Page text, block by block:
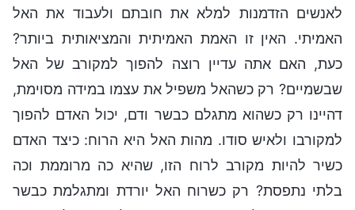
לאנשים הזדמנות למלא את חובתם ולעבוד את האל
האמיתי. האין זו האמת האמיתית והמציאותית ביותר?
כעת, האם אתה עדיין רוצה להפוך למקורב של האל
שבשמיים? רק כשהאל משפיל את עצמו במידה מסוימת,
דהיינו רק כשהוא מתגלם כבשר ודם, יכול האדם להפוך
למקורבו ולאיש סודו. מהות האל היא הרוח: כיצד האדם
כשיר להיות מקורב לרוח הזו, שהיא כה מרוממת וכה
בלתי נתפסת? רק כשרוח האל יורדת ומתגלמת כבשר